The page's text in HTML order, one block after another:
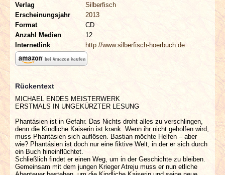
ARCHIV
Verlag
Silberfisch
Erscheinungsjahr
2013
Format
CD
Anzahl Medien
12
Internetlink
http://www.silberfisch-hoerbuch.de
Rückentext
MICHAEL ENDES MEISTERWERK
ERSTMALS IN UNGEKÜRZTER LESUNG
Phantásien ist in Gefahr. Das Nichts droht alles zu verschlingen,
denn die Kindliche Kaiserin ist krank. Wenn ihr nicht geholfen wird,
muss Phantásien sich auflösen. Bastian möchte Helfen – aber
wie? Phantásien ist doch nur eine fiktive Welt, in der er sich durch
ein Buch hineinflüchtet.
Schließlich findet er einen Weg, um in der Geschichte zu bleiben.
Gemeinsam mit dem jungen Krieger Atreju muss er nun etliche